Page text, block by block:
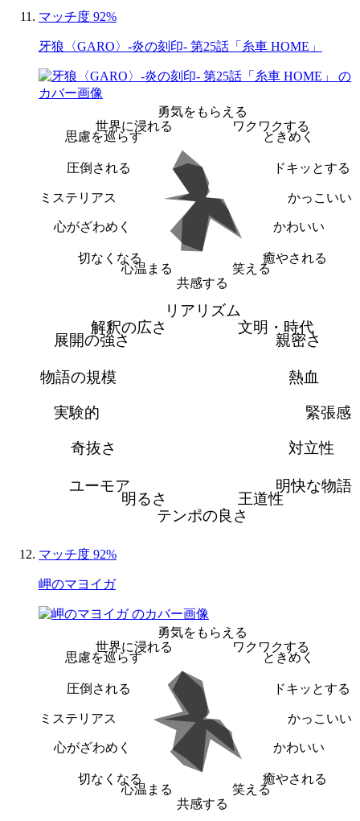
マッチ度 92%
牙狼〈GARO〉-炎の刻印- 第25話「糸車 HOME」
勇気をもらえる
ワクワクする
ときめく
ドキッとする
かっこいい
かわいい
癒やされる
笑える
共感する
心温まる
切なくなる
心がざわめく
ミステリアス
圧倒される
思慮を巡らす
世界に浸れる
リアリズム
文明・時代
親密さ
熱血
緊張感
対立性
明快な物語
王道性
テンポの良さ
明るさ
ユーモア
奇抜さ
実験的
物語の規模
展開の強さ
解釈の広さ
マッチ度 92%
岬のマヨイガ
勇気をもらえる
ワクワクする
ときめく
ドキッとする
かっこいい
かわいい
癒やされる
笑える
共感する
心温まる
切なくなる
心がざわめく
ミステリアス
圧倒される
思慮を巡らす
世界に浸れる